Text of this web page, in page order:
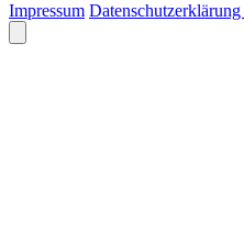
Impressum Datenschutzerklärung